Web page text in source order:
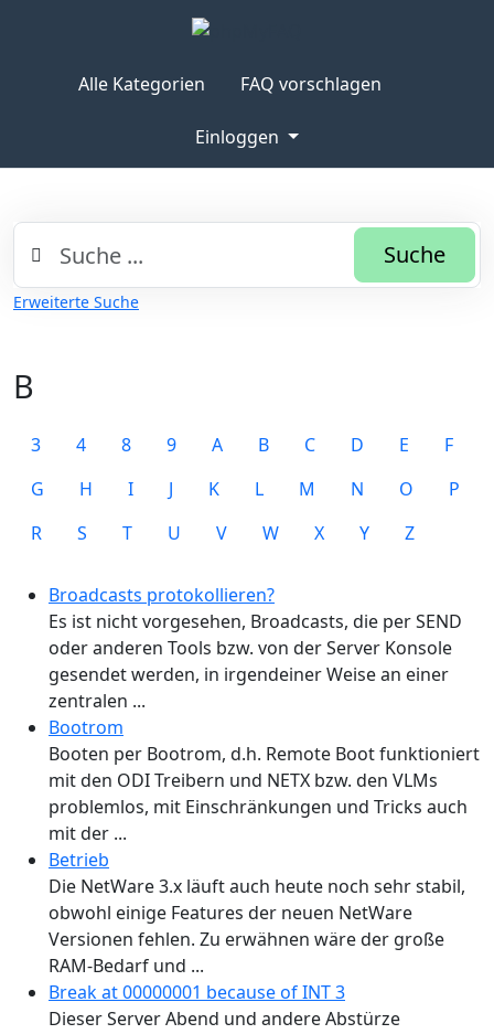
Alle Kategorien FAQ vorschlagen
Einloggen
Suche
Erweiterte Suche
B
3 4 8 9 A B C D E
F
G
H I J K L M N O
P
R
S T U V W X Y Z
Broadcasts protokollieren?
Es ist nicht vorgesehen, Broadcasts, die per SEND
oder anderen Tools bzw. von der Server Konsole
gesendet werden, in irgendeiner Weise an einer
zentralen ...
Bootrom
Booten per Bootrom, d.h. Remote Boot funktioniert
mit den ODI Treibern und NETX bzw. den VLMs
problemlos, mit Einschränkungen und Tricks auch
mit der ...
Betrieb
Die NetWare 3.x läuft auch heute noch sehr stabil,
obwohl einige Features der neuen NetWare
Versionen fehlen. Zu erwähnen wäre der große
RAM-Bedarf und ...
Break at 00000001 because of INT 3
Dieser Server Abend und andere Abstürze